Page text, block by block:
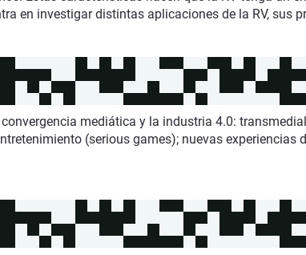
en investigar distintas aplicaciones de la RV, sus
mediática y la industria 4.0:
(serious games); nuevas experiencias